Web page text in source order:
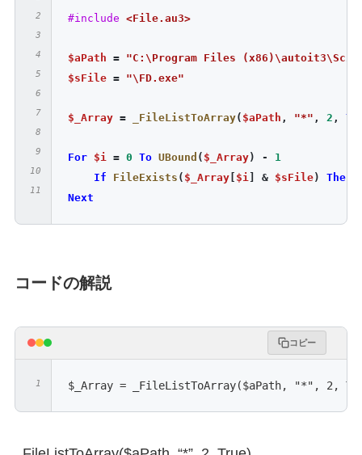
#include <File.au3>
$aPath =
"C:\Program Files
$sFile = "\FD.exe"
$_Array = _FileListToArray( $aPath , "*" , 2 ,
For $i = 0 To UBound ( $_Array) -
1
If
FileExists ( $_Array[ $i] & $sFile) Then
Next
コードの解説
コピー
$_Array = _FileListToArray($aPath, "*", 2,